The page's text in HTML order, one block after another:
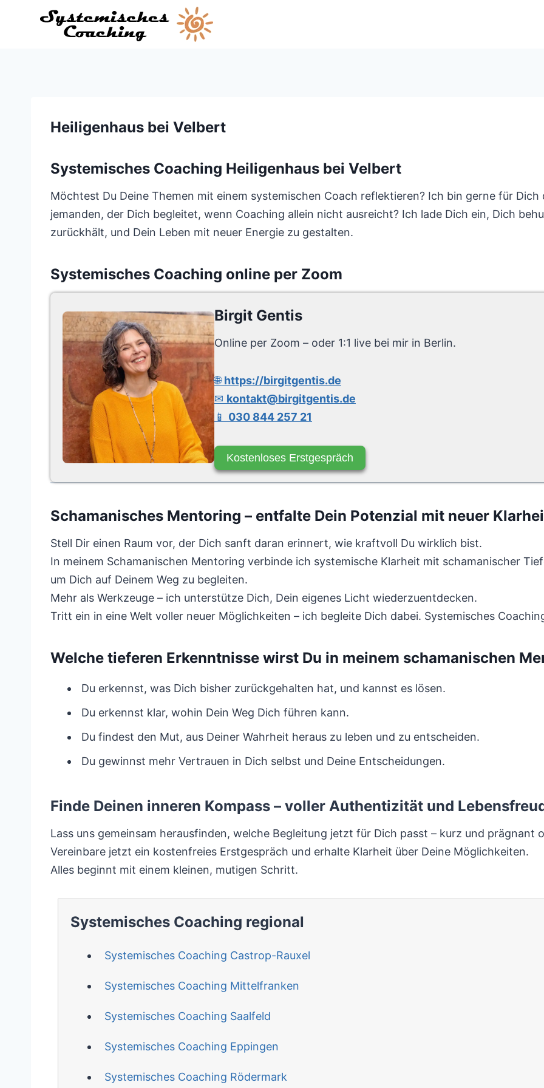
Heiligenhaus bei Velbert
Systemisches Coaching Heiligenhaus bei Velbert
Möchtest Du Deine Themen mit einem systemischen Coach reflektieren? Ich bin gerne für
jemanden, der Dich begleitet, wenn Coaching allein nicht ausreicht? Ich lade Dich ein, Dich
zurückhält, und Dein Leben mit neuer Energie zu gestalten.
Systemisches Coaching online per Zoom
Birgit Gentis
Online per Zoom – oder 1:1 live bei mir in Berlin.
🌐https://birgitgentis.de
✉ kontakt@birgitgentis.de
📱 030 844 257 21
Kostenloses Erstgespräch
Schamanisches Mentoring – entfalte Dein Potenzial mit neuer
Stell Dir einen Raum vor, der Dich sanft daran erinnert, wie kraftvoll Du wirklich bist.
In meinem Schamanischen Mentoring verbinde ich systemische Klarheit mit schamanischer
um Dich auf Deinem Weg zu begleiten.
Mehr als Werkzeuge – ich unterstütze Dich, Dein eigenes Licht wiederzuentdecken.
Tritt ein in eine Welt voller neuer Möglichkeiten – ich begleite Dich dabei. Systemisches
Welche tieferen Erkenntnisse wirst Du in meinem schamanischen
Du erkennst, was Dich bisher zurückgehalten hat, und kannst es lösen.
Du erkennst klar, wohin Dein Weg Dich führen kann.
Du findest den Mut, aus Deiner Wahrheit heraus zu leben und zu entscheiden.
Du gewinnst mehr Vertrauen in Dich selbst und Deine Entscheidungen.
Finde Deinen inneren Kompass – voller Authentizität und
Lass uns gemeinsam herausfinden, welche Begleitung jetzt für Dich passt – kurz und prägnant
Vereinbare jetzt ein kostenfreies Erstgespräch und erhalte Klarheit über Deine Möglichkeiten.
Alles beginnt mit einem kleinen, mutigen Schritt.
Systemisches Coaching regional
Systemisches Coaching Castrop-Rauxel
Systemisches Coaching Mittelfranken
Systemisches Coaching Saalfeld
Systemisches Coaching Eppingen
Systemisches Coaching Rödermark